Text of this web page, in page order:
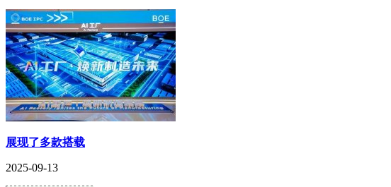
展现了多款搭载
2025-09-13